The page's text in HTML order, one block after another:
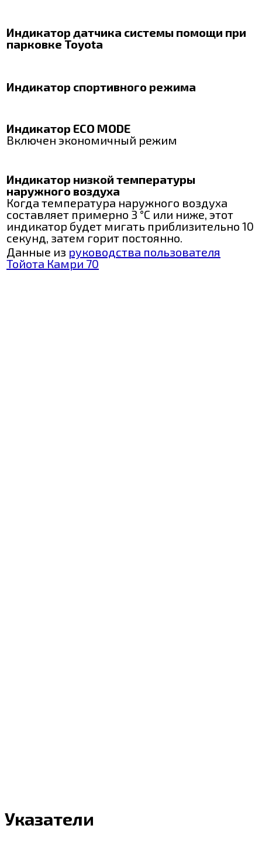
Индикатор датчика системы помощи при
парковке Toyota
Индикатор спортивного режима
Индикатор ECO MODE
Включен экономичный режим
Индикатор низкой температуры
наружного воздуха
Когда температура наружного воздуха
составляет примерно 3 °C или ниже, этот
индикатор будет мигать приблизительно 10
секунд, затем горит постоянно.
Данные из руководства пользователя
Тойота Камри 70
Указатели